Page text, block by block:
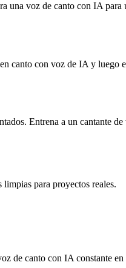
una voz de canto con IA
canto con voz de IA y luego
Entrena a un cantante
para proyectos reales.
de canto con IA constante